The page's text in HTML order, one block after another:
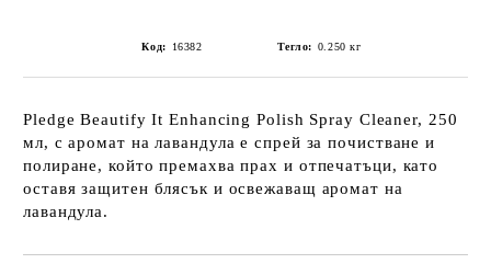
Код: 16382 Тегло: 0.250 кг
Pledge Beautify It Enhancing Polish Spray Cleaner, 250
мл, с аромат на лавандула е спрей за почистване и
полиране, който премахва прах и отпечатъци, като
оставя защитен блясък и освежаващ аромат на
лавандула.